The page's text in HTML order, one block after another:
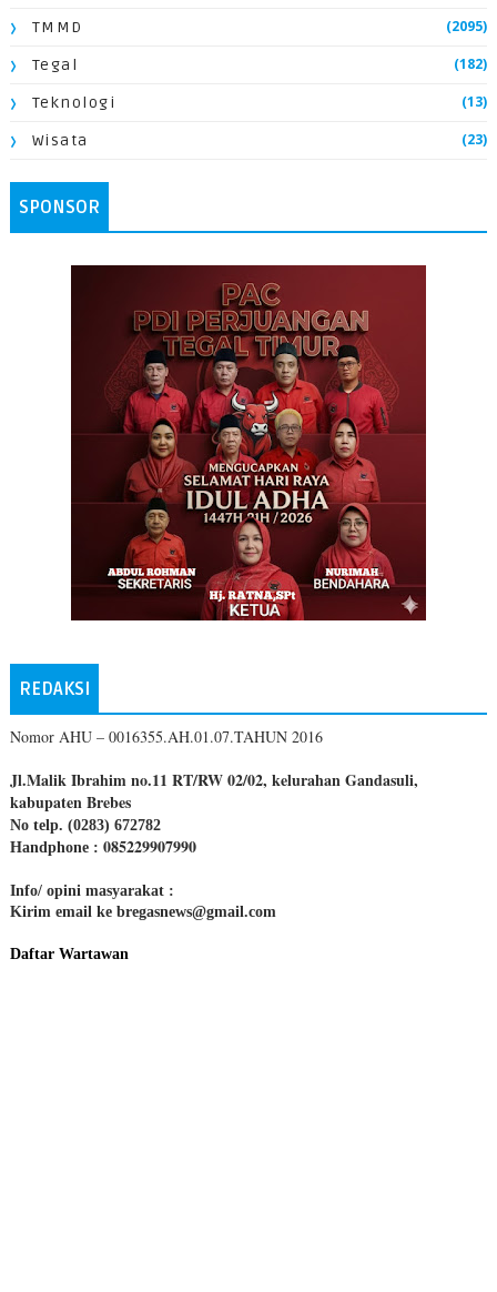
TMMD (2095)
Tegal (182)
Teknologi (13)
Wisata (23)
SPONSOR
REDAKSI
Nomor AHU – 0016355.AH.01.07.TAHUN 2016
Jl.Malik Ibrahim no.11 RT/RW 02/02, kelurahan Gandasuli,
kabupaten Brebes
No telp. (0283) 672782
Handphone : 085229907990
Info/ opini masyarakat :
Kirim email ke bregasnews@gmail.com
Daftar Wartawan